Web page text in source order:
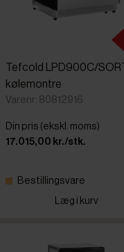
Tefcold LPD900C/SORT
kølemontre
Varenr: 80812916
Din pris (ekskl. moms)
17.015,00 kr./stk.
Bestillingsvare
Læg i kurv